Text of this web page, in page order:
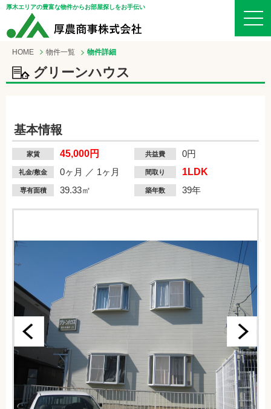
厚木エリアの豊富な物件からお部屋探しをお手伝い
HOME 物件一覧 物件詳細
グリーンハウス
基本情報
家賃 45,000円 共益費 0円
礼金/敷金 0ヶ月 ／ 1ヶ月 間取り 1LDK
専有面積 39.33㎡ 築年数 39年